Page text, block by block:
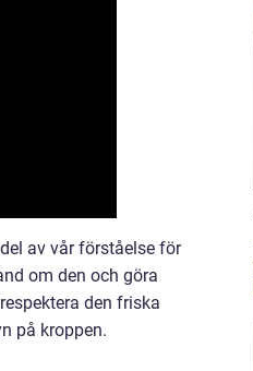
av vår förståelse för
om den och göra
den friska
på kroppen.